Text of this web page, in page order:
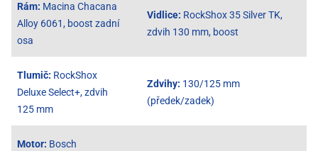
Rám: Macina Chacana
Alloy 6061, boost zadní
osa
Vidlice: RockShox 35 Silver TK,
zdvih 130 mm, boost
Tlumič: RockShox
Deluxe Select+, zdvih
125 mm
Zdvihy: 130/125 mm
(předek/zadek)
Motor: Bosch